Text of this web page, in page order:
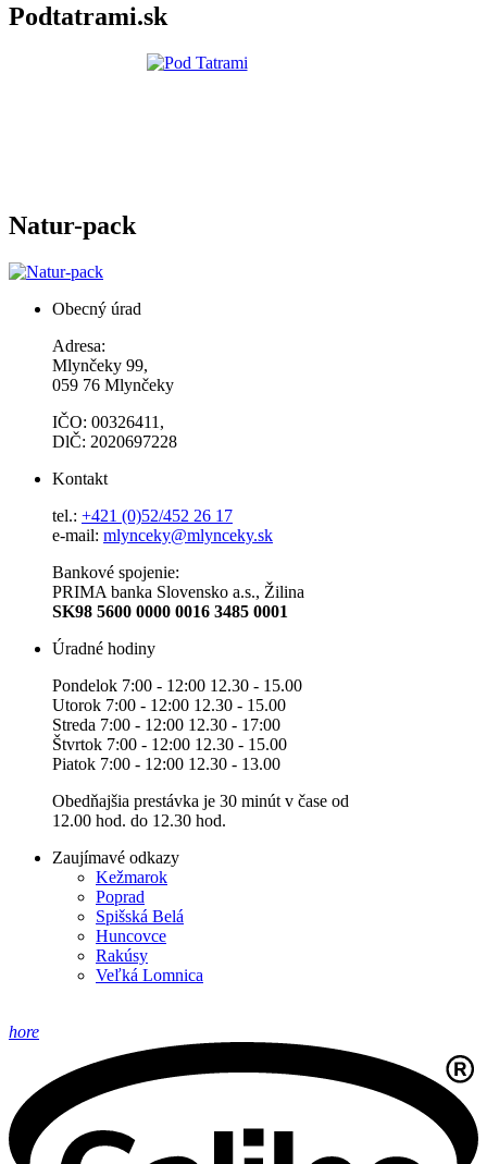
Podtatrami.sk
Natur-pack
Obecný úrad
Adresa:
Mlynčeky 99,
059 76 Mlynčeky
IČO: 00326411,
DlČ: 2020697228
Kontakt
tel.: +421 (0)52/452 26 17
e-mail: mlynceky@mlynceky.sk
Bankové spojenie:
PRIMA banka Slovensko a.s., Žilina
SK98 5600 0000 0016 3485 0001
Úradné hodiny
Pondelok 7:00 - 12:00 12.30 - 15.00
Utorok 7:00 - 12:00 12.30 - 15.00
Streda 7:00 - 12:00 12.30 - 17:00
Štvrtok 7:00 - 12:00 12.30 - 15.00
Piatok 7:00 - 12:00 12.30 - 13.00
Obedňajšia prestávka je 30 minút v čase od
12.00 hod. do 12.30 hod.
Zaujímavé odkazy
Kežmarok
Poprad
Spišská Belá
Huncovce
Rakúsy
Veľká Lomnica
hore